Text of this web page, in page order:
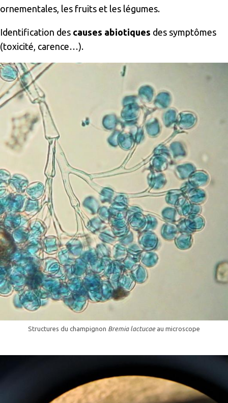
ornementales, les fruits et les légumes.
Identification des causes abiotiques des symptômes
(toxicité, carence…).
Structures du champignon Bremia lactucae au microscope